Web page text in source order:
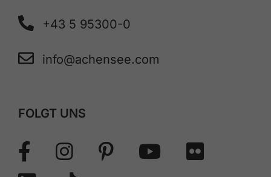
+43 5 95300-0
info@achensee.com
FOLGT UNS